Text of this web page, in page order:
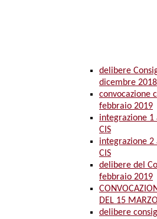
delibere
dicembre 2018
convocazione
febbraio 2019
integrazione 1
CIS
integrazione 2
CIS
delibere del
febbraio 2019
DEL 15
delibere